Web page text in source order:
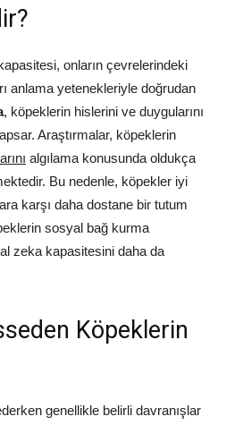
onların çevrelerindeki
anlama yetenekleriyle doğrudan
, köpeklerin hislerini ve duygularını
Araştırmalar, köpeklerin
algılama konusunda oldukça
Bu nedenle, köpekler iyi
karşı daha dostane bir tutum
sosyal bağ kurma
zeka kapasitesini daha da
Köpeklerin
genellikle belirli davranışlar